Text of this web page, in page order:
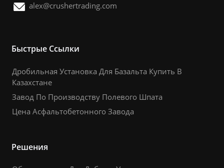
alex@crushertrading.com
Быстрые Ссылки
Дробильная Установка Для Базальта Купить В
Казахстане
Завод По Производству Полевого Шпата
Цена Асфальтобетонного Завода
Решения